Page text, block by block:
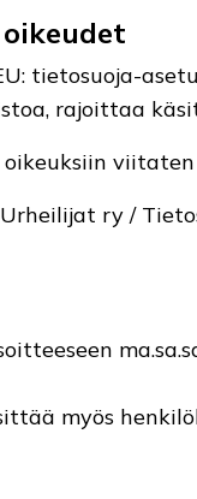
tietosuoja-
rajoittaa
ry /
myös